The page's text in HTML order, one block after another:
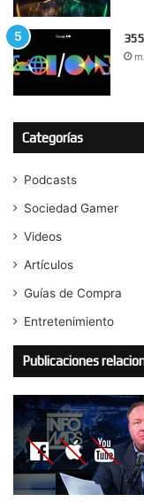
Categorías
Podcasts
Sociedad Gamer
Videos
Artículos
Guías de Compra
Entretenimiento
Publicaciones